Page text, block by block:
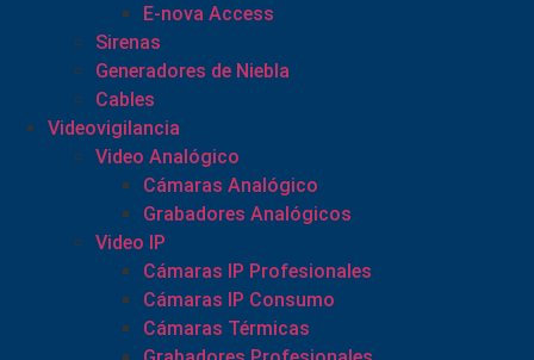
E-nova Access
Sirenas
Generadores de Niebla
Cables
Videovigilancia
Video Analógico
Cámaras Analógico
Grabadores Analógicos
Video IP
Cámaras IP Profesionales
Cámaras IP Consumo
Cámaras Térmicas